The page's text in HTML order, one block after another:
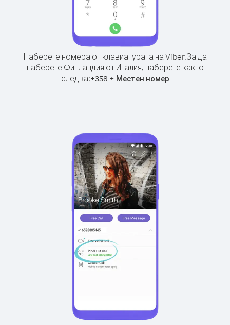
Наберете номера от клавиатурата на Viber.За да
наберете Финландия от Италия, наберете както
следва:+358 + Местен номер